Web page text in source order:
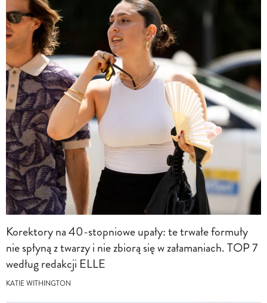
Korektory na 40-stopniowe upały: te trwałe formuły
nie spłyną z twarzy i nie zbiorą się w załamaniach. TOP 7
według redakcji ELLE
KATIE WITHINGTON